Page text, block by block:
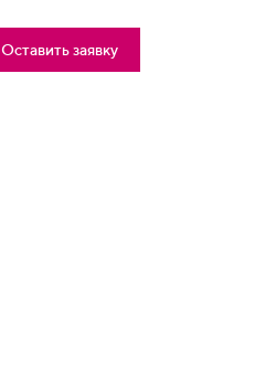
Оставить заявку